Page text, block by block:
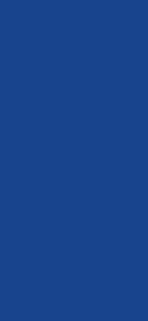
A sorozat alapvető tervezési
akik minden nap
hatékonyságnövekedést
Speciális termékcsaládok:
Hordozható mobil kemény tok
és gyakori lépcsőzést igénylő
redundáns anyagokat, miközben
Kompromisszumok nélküli
A könnyedség prioritása mellett
elkerülhetetlen ütéseknek
további terhelést, és biztosítják,
Sokoldalú alkalmazások
A WEISHUO Portable Mobile
hordozható széfként funkcionál